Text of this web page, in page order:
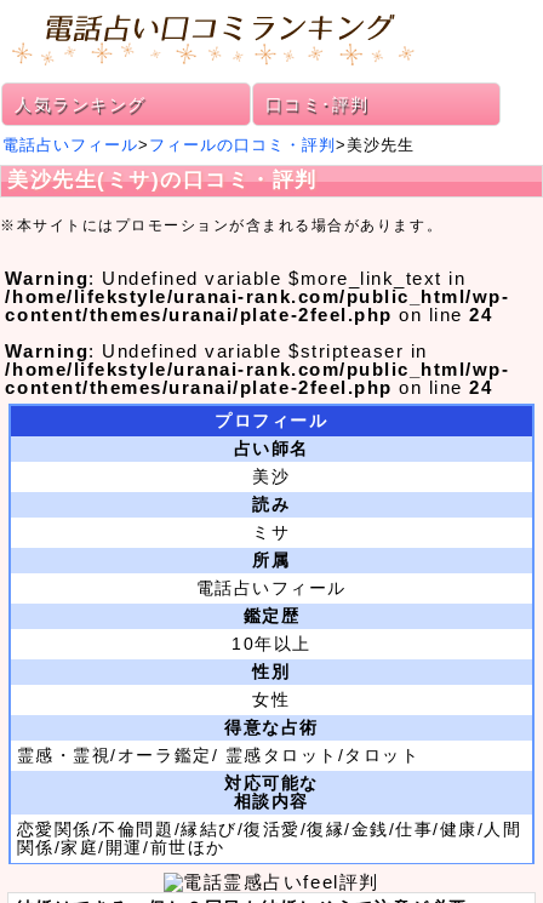
人気ランキング 口コミ･評判
電話占いフィール> フィールの口コミ・評判 >美沙先生
美沙先生(ミサ)の口コミ・評判
※本サイトにはプロモーションが含まれる場合があります。
Warning: Undefined variable $more_link_text in
/home/lifekstyle/uranai-rank.com/public_html/wp-
content/themes/uranai/plate-2feel.php on line24
Warning: Undefined variable $stripteaser in
/home/lifekstyle/uranai-rank.com/public_html/wp-
content/themes/uranai/plate-2feel.php on line24
プロフィール
占い師名
美沙
読み
ミサ
所属
電話占いフィール
鑑定歴
10年以上
性別
女性
得意な占術
霊感・霊視/オーラ鑑定/ 霊感タロット/タロット
対応可能な
相談内容
恋愛関係/不倫問題/縁結び/復活愛/復縁/金銭/仕事/健康/人間
関係/家庭/開運/前世ほか